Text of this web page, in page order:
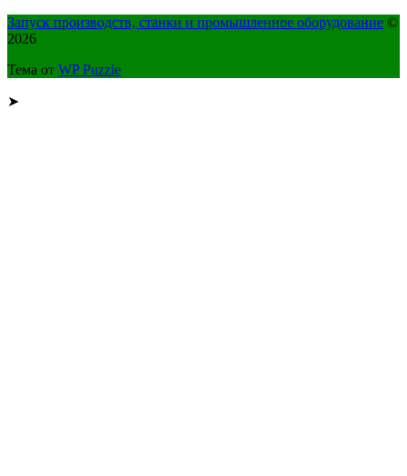
Запуск производств, станки и промышленное оборудование ©
2026
Тема от WP Puzzle
➤